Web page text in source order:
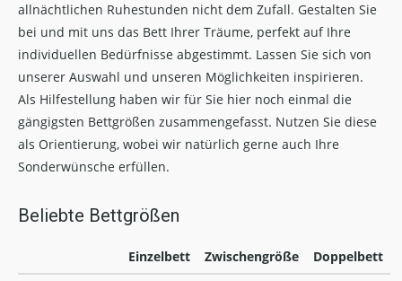
allnächtlichen Ruhestunden nicht dem Zufall. Gestalten Sie
bei und mit uns das Bett Ihrer Träume, perfekt auf Ihre
individuellen Bedürfnisse abgestimmt. Lassen Sie sich von
unserer Auswahl und unseren Möglichkeiten inspirieren.
Als Hilfestellung haben wir für Sie hier noch einmal die
gängigsten Bettgrößen zusammengefasst. Nutzen Sie diese
als Orientierung, wobei wir natürlich gerne auch Ihre
Sonderwünsche erfüllen.
Beliebte Bettgrößen
Einzelbett Zwischengröße
Doppelbett